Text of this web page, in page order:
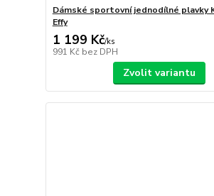
Dámské sportovní jednodílné plavky
Effy
1 199 Kč/ks
991 Kč bez DPH
Zvolit variantu